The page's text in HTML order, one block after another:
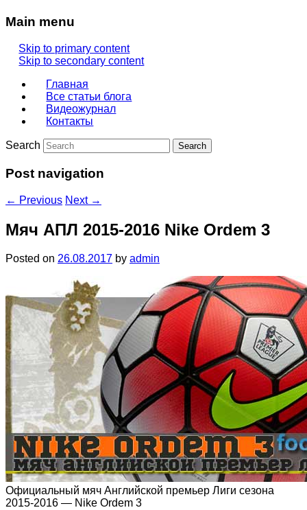
Main menu
Skip to primary content
Skip to secondary content
Главная
Все статьи блога
Видеожурнал
Контакты
Search
Post navigation
← Previous Next →
Мяч АПЛ 2015-2016 Nike Ordem 3
Posted on 26.08.2017 by admin
Официальный мяч Английской премьер Лиги сезона
2015-2016 — Nike Ordem 3